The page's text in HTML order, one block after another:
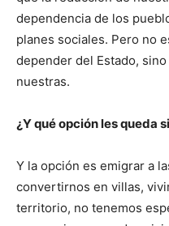
dependencia de los
planes sociales. Pero no
depender del Estado,
nuestras.
¿Y qué opción les queda
Y la opción es emigrar a
convertirnos en villas,
territorio, no tenemos